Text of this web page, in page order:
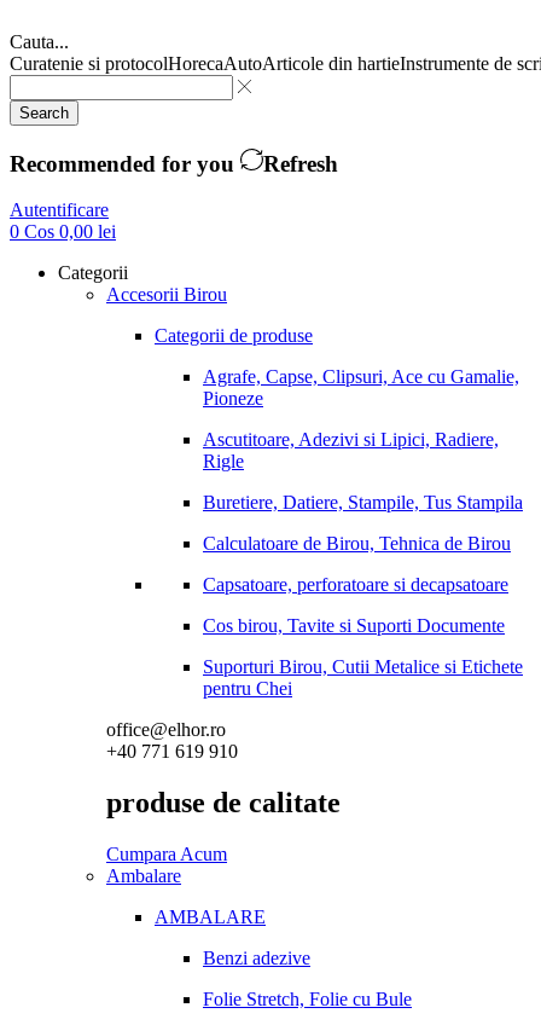
Cauta...
Curatenie si protocolHorecaAutoArticole din hartieInstrumente de
Search
Recommended for you Refresh
Autentificare
0 Cos 0,00 lei
Categorii
Accesorii Birou
Categorii de produse
Agrafe, Capse, Clipsuri, Ace cu Gamalie,
Pioneze
Ascutitoare, Adezivi si Lipici, Radiere,
Rigle
Buretiere, Datiere, Stampile, Tus Stampila
Calculatoare de Birou, Tehnica de Birou
Capsatoare, perforatoare si decapsatoare
Cos birou, Tavite si Suporti Documente
Suporturi Birou, Cutii Metalice si Etichete
pentru Chei
office@elhor.ro
+40 771 619 910
produse de calitate
Cumpara Acum
Ambalare
AMBALARE
Benzi adezive
Folie Stretch, Folie cu Bule